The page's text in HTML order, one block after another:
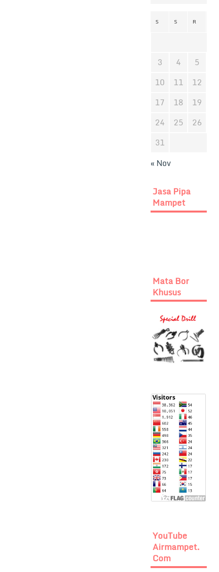
S S R
3 4 5
10
11 12
17
18 19
24
25 26
31
« Nov
Jasa Pipa
Mampet
Mata Bor
Khusus
YouTube
Airmampet.
Com